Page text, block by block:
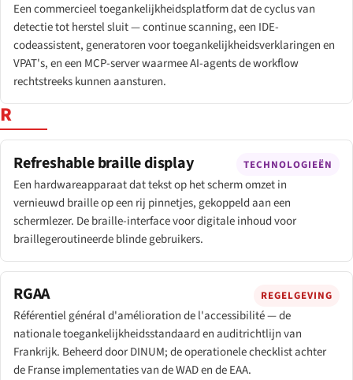
Een commercieel toegankelijkheidsplatform dat de cyclus van
detectie tot herstel sluit — continue scanning, een IDE-
codeassistent, generatoren voor toegankelijkheidsverklaringen en
VPAT's, en een MCP-server waarmee AI-agents de workflow
rechtstreeks kunnen aansturen.
R
Refreshable braille display TECHNOLOGIEËN
Een hardwareapparaat dat tekst op het scherm omzet in
vernieuwd braille op een rij pinnetjes, gekoppeld aan een
schermlezer. De braille-interface voor digitale inhoud voor
braillegeroutineerde blinde gebruikers.
RGAA REGELGEVING
Référentiel général d'amélioration de l'accessibilité — de
nationale toegankelijkheidsstandaard en auditrichtlijn van
Frankrijk. Beheerd door DINUM; de operationele checklist achter
de Franse implementaties van de WAD en de EAA.